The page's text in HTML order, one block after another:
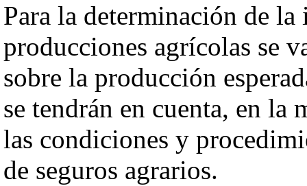
Para la determinación de
producciones agrícolas se
sobre la producción
se tendrán en cuenta, en la
las condiciones y
de seguros agrarios.